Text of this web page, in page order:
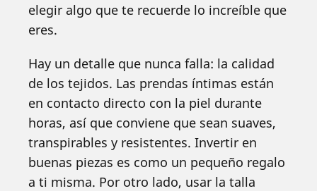
elegir algo que te recuerde lo increíble que
eres.
Hay un detalle que nunca falla: la calidad
de los tejidos. Las prendas íntimas están
en contacto directo con la piel durante
horas, así que conviene que sean suaves,
transpirables y resistentes. Invertir en
buenas piezas es como un pequeño regalo
a ti misma. Por otro lado, usar la talla